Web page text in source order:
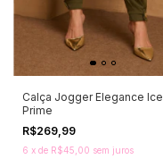
Calça Jogger Elegance Ice
Prime
R$269,99
6 x de R$45,00 sem juros